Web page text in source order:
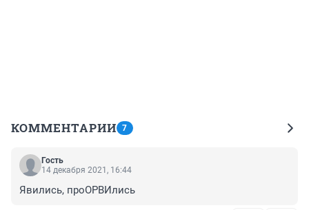
КОММЕНТАРИИ 7
Гость
14 декабря 2021, 16:44
Явились, проОРВИлись